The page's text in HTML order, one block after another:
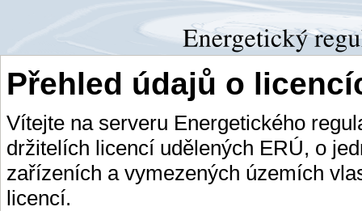
Přehled údajů o
Vítejte na serveru Energetického
držitelích licencí udělených ERÚ, o
zařízeních a vymezených územích
licencí.